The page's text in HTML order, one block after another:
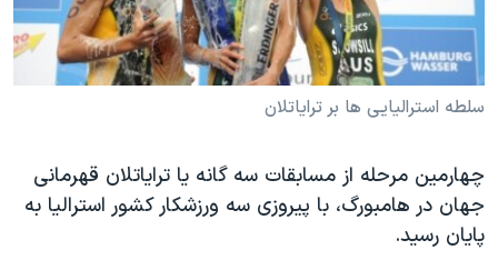
فرهنگ و زندگی
حقوق شهروندی
اقتصادی
اسرائیل در جنگ
گالری عکس
مستندها
انتخابات ریاست جمهوری آمریکا ۲۰۲۴
حمله جمهوری اسلامی به اسرائیل
ورزش زنان در ایران
اعتراضات زن، زندگی، آزادی
دنبال کنید
زبانهای مختلف
سلطه استرالیایی ها بر ترایاتلان
چهارمین مرحله از مسابقات سه گانه یا ترایاتلان قهرمانی
جهان در هامبورگ، با پیروزی سه ورزشکار کشور استرالیا به
پایان رسید.